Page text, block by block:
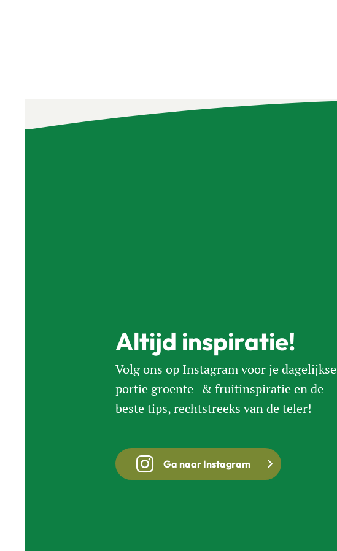
Altijd inspiratie!
Volg ons op Instagram voor je dagelijkse
portie groente- & fruitinspiratie en de
beste tips, rechtstreeks van de teler!
Ga naar Instagram